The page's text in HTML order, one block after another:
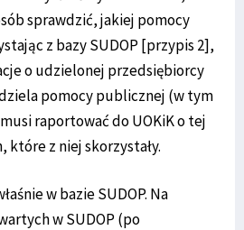
sprawdzić, jakiej pomocy
z bazy SUDOP [przypis 2],
o udzielonej przedsiębiorcy
pomocy publicznej (w tym
raportować do UOKiK o tej
z niej skorzystały.
w bazie SUDOP. Na
w SUDOP (po